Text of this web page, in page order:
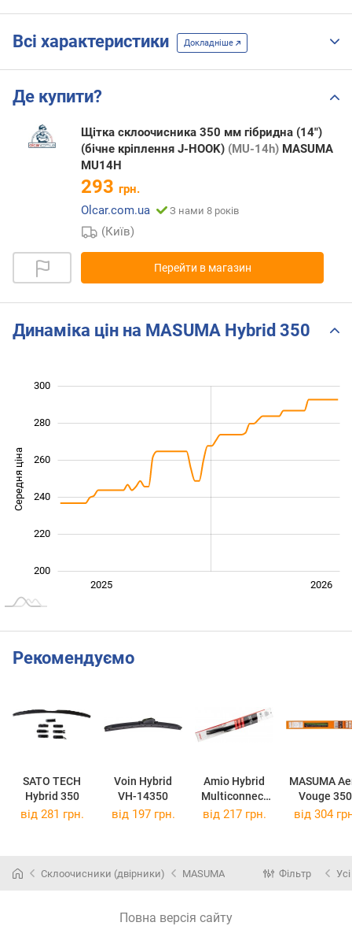
Всі характеристики Докладніше
Де купити?
Щітка склоочисника 350 мм гібридна (14")
(бічне кріплення J-HOOK) (MU-14h) MASUMA
MU14H
293 грн.
Olcar.com.ua
З нами 8 років
(Київ)
Перейти в магазин
Динаміка цін на MASUMA Hybrid 350
Середня ціна
200
220
240
260
280
300
2026
2025
Рекомендуємо
SATO TECH
Hybrid 350
Voin Hybrid
VH-14350
Amio Hybrid
Multiconnect
350
MASUMA
Vouge 350
від 281 грн. від 197 грн. від 217 грн. від 304
Склоочисники (двірники) MASUMA Фільтр
Повна версія сайту